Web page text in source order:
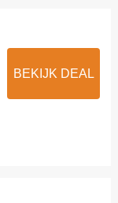
BEKIJK DEAL